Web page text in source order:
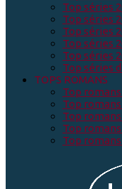
Top séries
Top séries
Top séries
Top séries
Top séries
Top séries
TOPS ROMANS
Top romans
Top romans
Top romans
Top romans
Top romans